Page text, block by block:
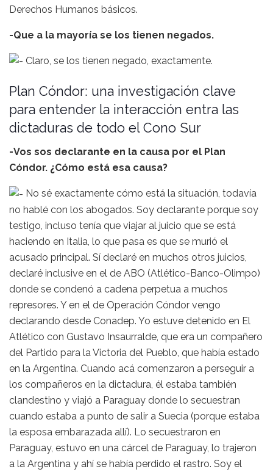
Derechos Humanos básicos.
-Que a la mayoría se los tienen negados.
Claro, se los tienen negado, exactamente.
Plan Cóndor: una investigación clave
para entender la interacción entra las
dictaduras de todo el Cono Sur
-Vos sos declarante en la causa por el Plan
Cóndor. ¿Cómo está esa causa?
No sé exactamente cómo está la situación, todavía
no hablé con los abogados. Soy declarante porque soy
testigo, incluso tenía que viajar al juicio que se está
haciendo en Italia, lo que pasa es que se murió el
acusado principal. Sí declaré en muchos otros juicios,
declaré inclusive en el de ABO (Atlético-Banco-Olimpo)
donde se condenó a cadena perpetua a muchos
represores. Y en el de Operación Cóndor vengo
declarando desde Conadep. Yo estuve detenido en El
Atlético con Gustavo Insaurralde, que era un compañero
del Partido para la Victoria del Pueblo, que había estado
en la Argentina. Cuando acá comenzaron a perseguir a
los compañeros en la dictadura, él estaba también
clandestino y viajó a Paraguay donde lo secuestran
cuando estaba a punto de salir a Suecia (porque estaba
la esposa embarazada allí). Lo secuestraron en
Paraguay, estuvo en una cárcel de Paraguay, lo trajeron
a la Argentina y ahí se había perdido el rastro. Soy el